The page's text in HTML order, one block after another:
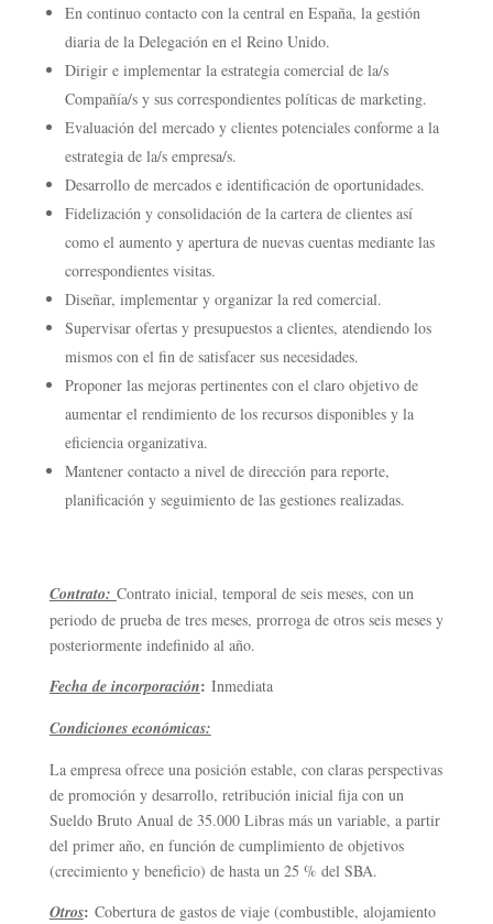
En continuo contacto con la central en España, la gestión
diaria de la Delegación en el Reino Unido.
Dirigir e implementar la estrategia comercial de la/s
Compañía/s y sus correspondientes políticas de marketing.
Evaluación del mercado y clientes potenciales conforme a la
estrategia de la/s empresa/s.
Desarrollo de mercados e identificación de oportunidades.
Fidelización y consolidación de la cartera de clientes así
como el aumento y apertura de nuevas cuentas mediante las
correspondientes visitas.
Diseñar, implementar y organizar la red comercial.
Supervisar ofertas y presupuestos a clientes, atendiendo los
mismos con el fin de satisfacer sus necesidades.
Proponer las mejoras pertinentes con el claro objetivo de
aumentar el rendimiento de los recursos disponibles y la
eficiencia organizativa.
Mantener contacto a nivel de dirección para reporte,
planificación y seguimiento de las gestiones realizadas.
Contrato: Contrato inicial, temporal de seis meses, con un
periodo de prueba de tres meses, prorroga de otros seis meses y
posteriormente indefinido al año.
Fecha de incorporación: Inmediata
Condiciones económicas:
La empresa ofrece una posición estable, con claras perspectivas
de promoción y desarrollo, retribución inicial fija con un
Sueldo Bruto Anual de 35.000 Libras más un variable, a partir
del primer año, en función de cumplimiento de objetivos
(crecimiento y beneficio) de hasta un 25 % del SBA.
Otros: Cobertura de gastos de viaje (combustible, alojamiento